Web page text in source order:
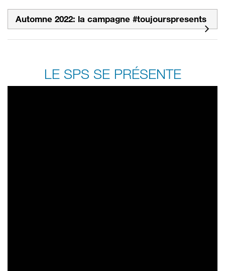
Automne 2022: la campagne #toujourspresents
LE SPS SE PRÉSENTE